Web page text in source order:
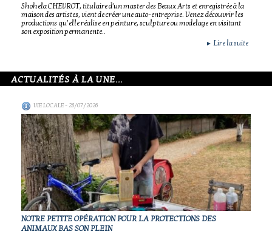
Shohela CHEVROT, titulaire d'un master des Beaux Arts et enregistrée à la
maison des artistes, vient de créer une auto-entreprise. Venez découvrir les
productions qu’elle réalise en peinture, sculpture ou modelage en visitant
son exposition permanente..
► Lire la suite
ACTUALITÉS À LA UNE...
VIE LOCALE- 28/07/2026
NOTRE PETITE OPÉRATION POUR LA PROTECTIONS DES
ANIMAUX BAS SON PLEIN